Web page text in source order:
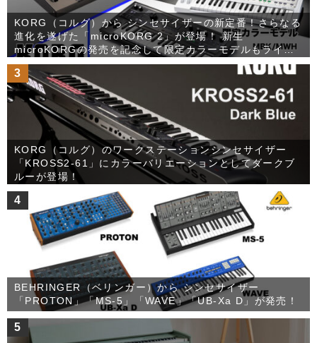
KORG（コルグ）から シンセサイザーの新定番！さらなる
進化を遂げた「microKORG 2」が登場！ 新生
microKORGの発売を記念して限定カラーモデルもライン
ナップ！
3
KORG（コルグ）のワークステーションシンセサイザー
「KROSS2-61」にカラーバリエーションとしてダークブ
ルーが登場！
4
BEHRINGER（ベリンガー）から シンセサイザー
「PROTON」「MS-5」「WAVE」「UB-Xa D」が発売！
5